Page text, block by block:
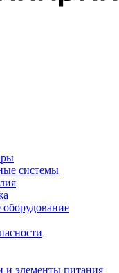
системы
и элементы питания